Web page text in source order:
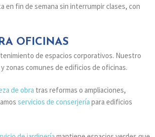
en fin de semana sin interrumpir clases, con
OFICINAS
de espacios corporativos. Nuestro
zonas comunes de edificios de oficinas.
de obra tras reformas o ampliaciones,
servicios de conserjería para edificios